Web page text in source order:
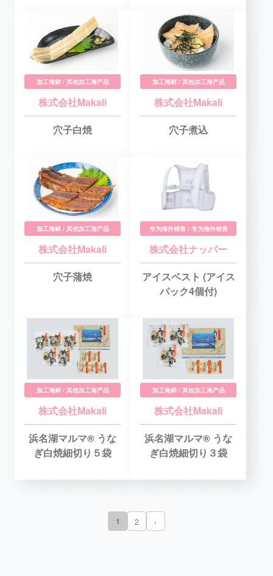
加工海鲜 / 其他加工海产品
株式会社Makali
穴子白焼
加工海鲜 / 其他加工海产品
株式会社Makali
穴子煮込
加工海鲜 / 其他加工海产品
株式会社Makali
穴子蒲焼
专为海外销售 / 专为海外销售
株式会社ナッパー
アイスベスト (アイス
パック4個付)
加工海鲜 / 其他加工海产品
株式会社Makali
浜名湖マルマ® うな
ぎ白焼細切り５袋
加工海鲜 / 其他加工海产品
株式会社Makali
浜名湖マルマ® うな
ぎ白焼細切り３袋
1 2 ›